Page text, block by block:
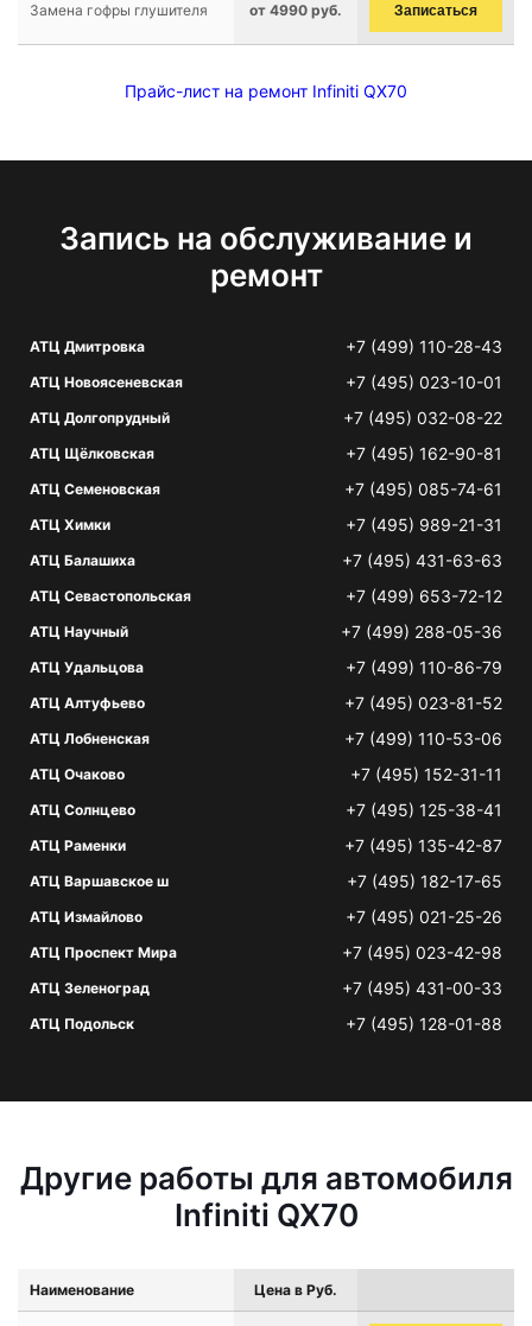
Замена гофры глушителя от 4990 руб. Записаться
Прайс-лист на ремонт Infiniti QX70
Запись на обслуживание и
ремонт
АТЦ Дмитровка +7 (499) 110-28-43
АТЦ Новоясеневская +7 (495) 023-10-01
АТЦ Долгопрудный +7 (495) 032-08-22
АТЦ Щёлковская +7 (495) 162-90-81
АТЦ Семеновская +7 (495) 085-74-61
АТЦ Химки +7 (495) 989-21-31
АТЦ Балашиха +7 (495) 431-63-63
АТЦ Севастопольская +7 (499) 653-72-12
АТЦ Научный +7 (499) 288-05-36
АТЦ Удальцова +7 (499) 110-86-79
АТЦ Алтуфьево +7 (495) 023-81-52
АТЦ Лобненская +7 (499) 110-53-06
АТЦ Очаково +7 (495) 152-31-11
АТЦ Солнцево +7 (495) 125-38-41
АТЦ Раменки +7 (495) 135-42-87
АТЦ Варшавское ш +7 (495) 182-17-65
АТЦ Измайлово +7 (495) 021-25-26
АТЦ Проспект Мира +7 (495) 023-42-98
АТЦ Зеленоград +7 (495) 431-00-33
АТЦ Подольск +7 (495) 128-01-88
Другие работы для автомобиля
Infiniti QX70
Наименование Цена в Руб.